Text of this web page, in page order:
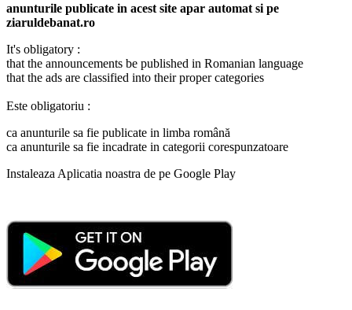
anunturile publicate in acest site apar automat si pe
ziaruldebanat.ro
It's obligatory :
that the announcements be published in Romanian language
that the ads are classified into their proper categories
Este obligatoriu :
ca anunturile sa fie publicate in limba română
ca anunturile sa fie incadrate in categorii corespunzatoare
Instaleaza Aplicatia noastra de pe Google Play